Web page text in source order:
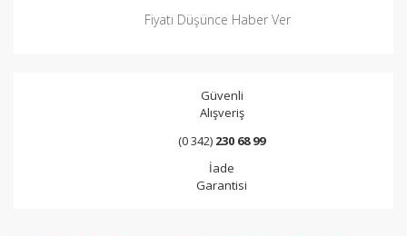
Fiyatı Düşünce Haber Ver
Güvenli
Alışveriş
(0 342) 230 68 99
İade
Garantisi